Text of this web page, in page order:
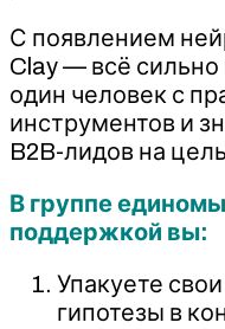
С появлением
Clay — всё
один человек с
инструментов и
B2B-лидов на
В группе
поддержкой вы:
Упакуете
гипотезы в